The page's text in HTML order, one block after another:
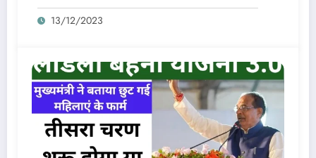
13/12/2023